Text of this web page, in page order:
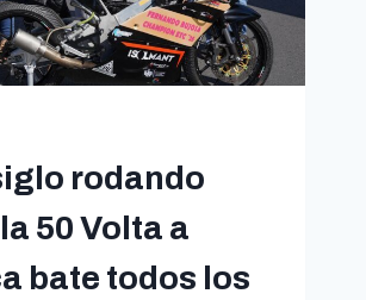
rodando
50 Volta a
bate todos los